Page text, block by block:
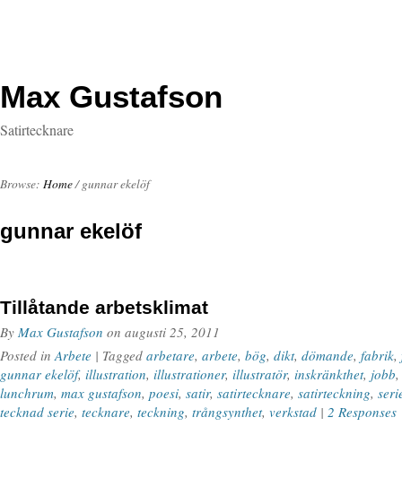
Max Gustafson
Satirtecknare
Browse: Home/ gunnar ekelöf
gunnar ekelöf
Tillåtande arbetsklimat
By Max Gustafson on augusti 25, 2011
Posted inArbete | Tagged arbetare, arbete, bög, dikt, dömande, fabrik,
gunnar ekelöf, illustration, illustrationer, illustratör, inskränkthet, jobb,
lunchrum, max gustafson, poesi, satir, satirtecknare, satirteckning,
tecknad serie, tecknare, teckning, trångsynthet, verkstad | 2 Responses